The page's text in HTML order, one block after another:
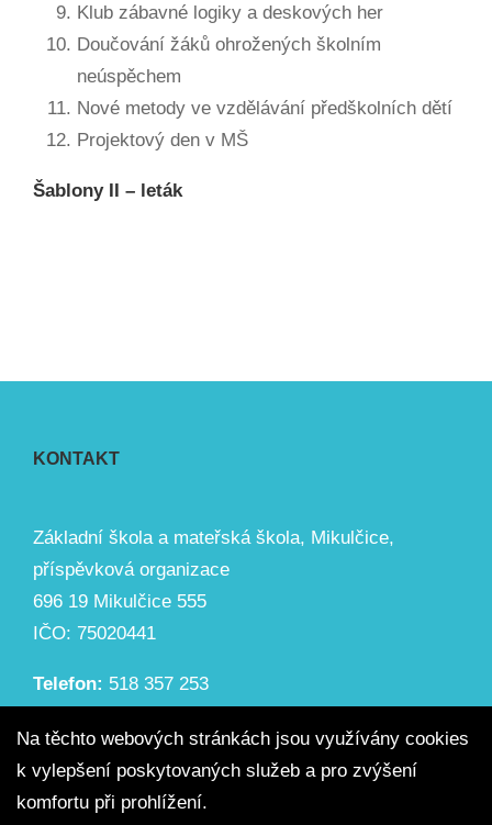
Klub zábavné logiky a deskových her
Doučování žáků ohrožených školním
neúspěchem
Nové metody ve vzdělávání předškolních dětí
Projektový den v MŠ
Šablony II – leták
KONTAKT
Základní škola a mateřská škola, Mikulčice,
příspěvková organizace
696 19 Mikulčice 555
IČO: 75020441
Telefon: 518 357 253
Na těchto webových stránkách jsou využívány cookies
k vylepšení poskytovaných služeb a pro zvýšení
komfortu při prohlížení.